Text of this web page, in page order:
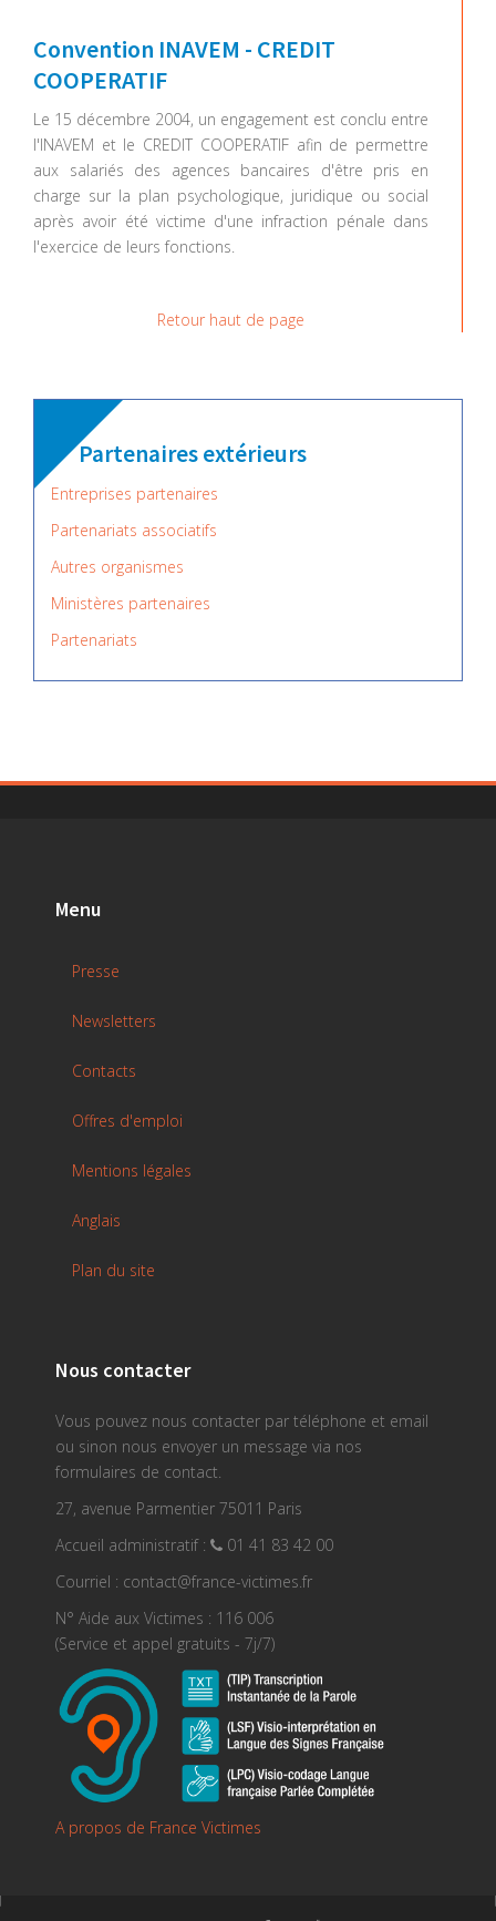
Convention INAVEM - CREDIT
COOPERATIF
Le 15 décembre 2004, un engagement est conclu entre
l'INAVEM et le CREDIT COOPERATIF afin de permettre
aux salariés des agences bancaires d'être pris en
charge sur la plan psychologique, juridique ou social
après avoir été victime d'une infraction pénale dans
l'exercice de leurs fonctions.
Retour haut de page
Partenaires extérieurs
Entreprises partenaires
Partenariats associatifs
Autres organismes
Ministères partenaires
Partenariats
Menu
Presse
Newsletters
Contacts
Offres d'emploi
Mentions légales
Anglais
Plan du site
Nous contacter
Vous pouvez nous contacter par téléphone et email
ou sinon nous envoyer un message via nos
formulaires de contact.
27, avenue Parmentier 75011 Paris
Accueil administratif :
01 41 83 42 00
Courriel : contact@france-victimes.fr
N° Aide aux Victimes : 116 006
(Service et appel gratuits - 7j/7)
A propos de France Victimes